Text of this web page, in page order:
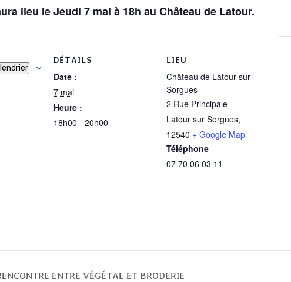
lieu le Jeudi 7 mai à 18h au Château de Latour.
DÉTAILS
Date :
7 mai
Heure :
18h00 - 20h00
LIEU
Château de Latour sur
Sorgues
2 Rue Principale
Latour sur Sorgues,
12540 + Google Map
Téléphone
07 70 06 03 11
ENTRE VÉGÉTAL ET BRODERIE